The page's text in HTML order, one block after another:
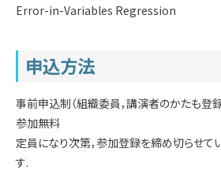
Error-in-Variables Regression
申込方法
事前申込制（組織委員，講演者のかたも登
参加無料
定員になり次第，参加登録を締め切らせて
す.